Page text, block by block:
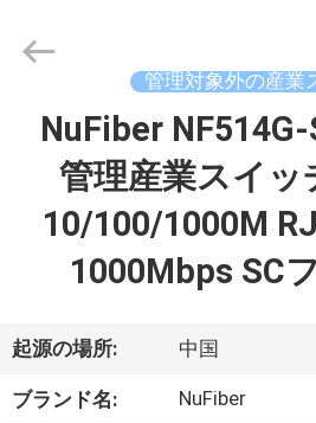
ク
ト
Technology
ECER
管理対象外の産業
NuFiber
管理産業スイッ
10/100/1000M
1000Mbps SC
起源の場所: 中国
ブランド名: NuFiber